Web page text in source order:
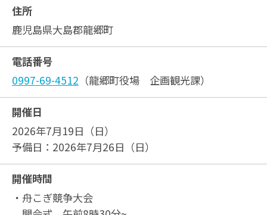
住所
鹿児島県大島郡龍郷町
電話番号
0997-69-4512 （龍郷町役場 企画観光課）
開催日
2026年7月19日（日）
予備日：2026年7月26日（日）
開催時間
・舟こぎ競争大会